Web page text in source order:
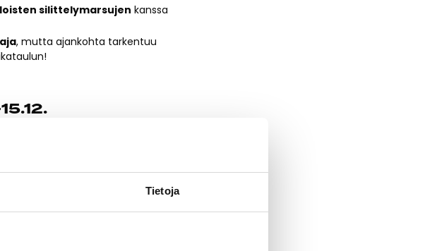
Tietoja
silittelymarsujen kanssa
, mutta ajankohta tarkentuu
paljon tekemistä ja
ja voita lemmikillesi upea uusi